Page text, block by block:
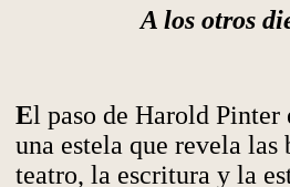
A los otros
El paso de Harold Pinter
una estela que revela las
teatro, la escritura y la